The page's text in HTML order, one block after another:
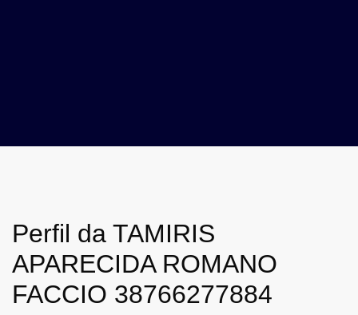
Perfil da TAMIRIS
APARECIDA ROMANO
FACCIO 38766277884